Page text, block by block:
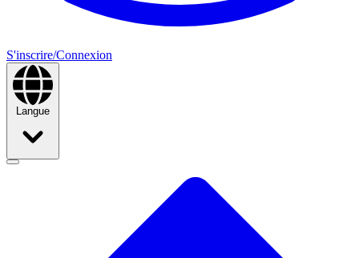
S'inscrire/Connexion
Langue